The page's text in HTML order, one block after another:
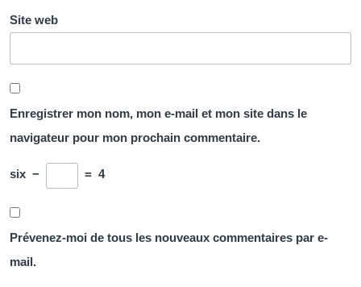
Site web
Enregistrer mon nom, mon e-mail et mon site dans le
navigateur pour mon prochain commentaire.
six − = 4
Prévenez-moi de tous les nouveaux commentaires par e-
mail.